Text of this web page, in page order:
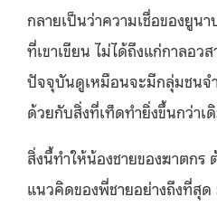
กลายเป็นว่าความเชื่อของยูน
ที่เขาเขียน ไม่ได้ถึงแก่กาลอว
ปัจจุบันดูเหมือนจะมีกลุ่มชนจ
ด้วยกับสิ่งที่เท็ดทำยิ่งขึ้นกว่าเ
สิ่งนี้ทำให้น้องชายของฆาตก
แนวคิดของพี่ชายอย่างถึงที่สุ